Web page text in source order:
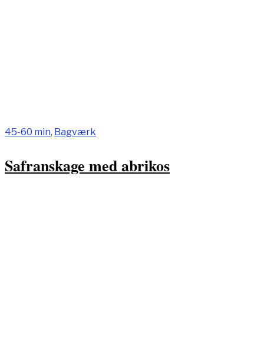
45-60 min, Bagværk
Safranskage med abrikos